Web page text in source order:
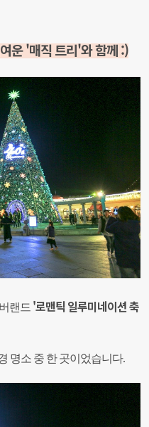
운 '매직 트리'와 함께 :)
랜드 '로맨틱 일루미네이션 축
명소 중 한 곳이었습니다.